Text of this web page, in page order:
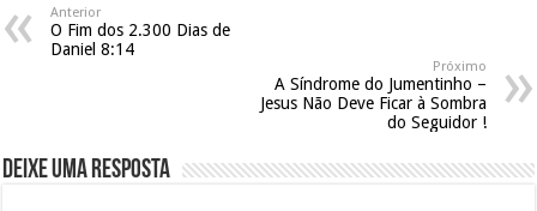
Anterior
O Fim dos 2.300 Dias de
Daniel 8:14
Próximo
A Síndrome do Jumentinho –
Jesus Não Deve Ficar à Sombra
do Seguidor !
Deixe uma resposta